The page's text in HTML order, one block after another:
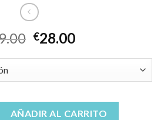
€28.00
cantidad
AÑADIR AL CARRITO